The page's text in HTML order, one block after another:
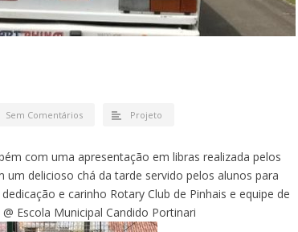
Sem Comentários Projeto
com uma apresentação em libras realizada pelos
delicioso chá da tarde servido pelos alunos para
e carinho Rotary Club de Pinhais e equipe de
Escola Municipal Candido Portinari